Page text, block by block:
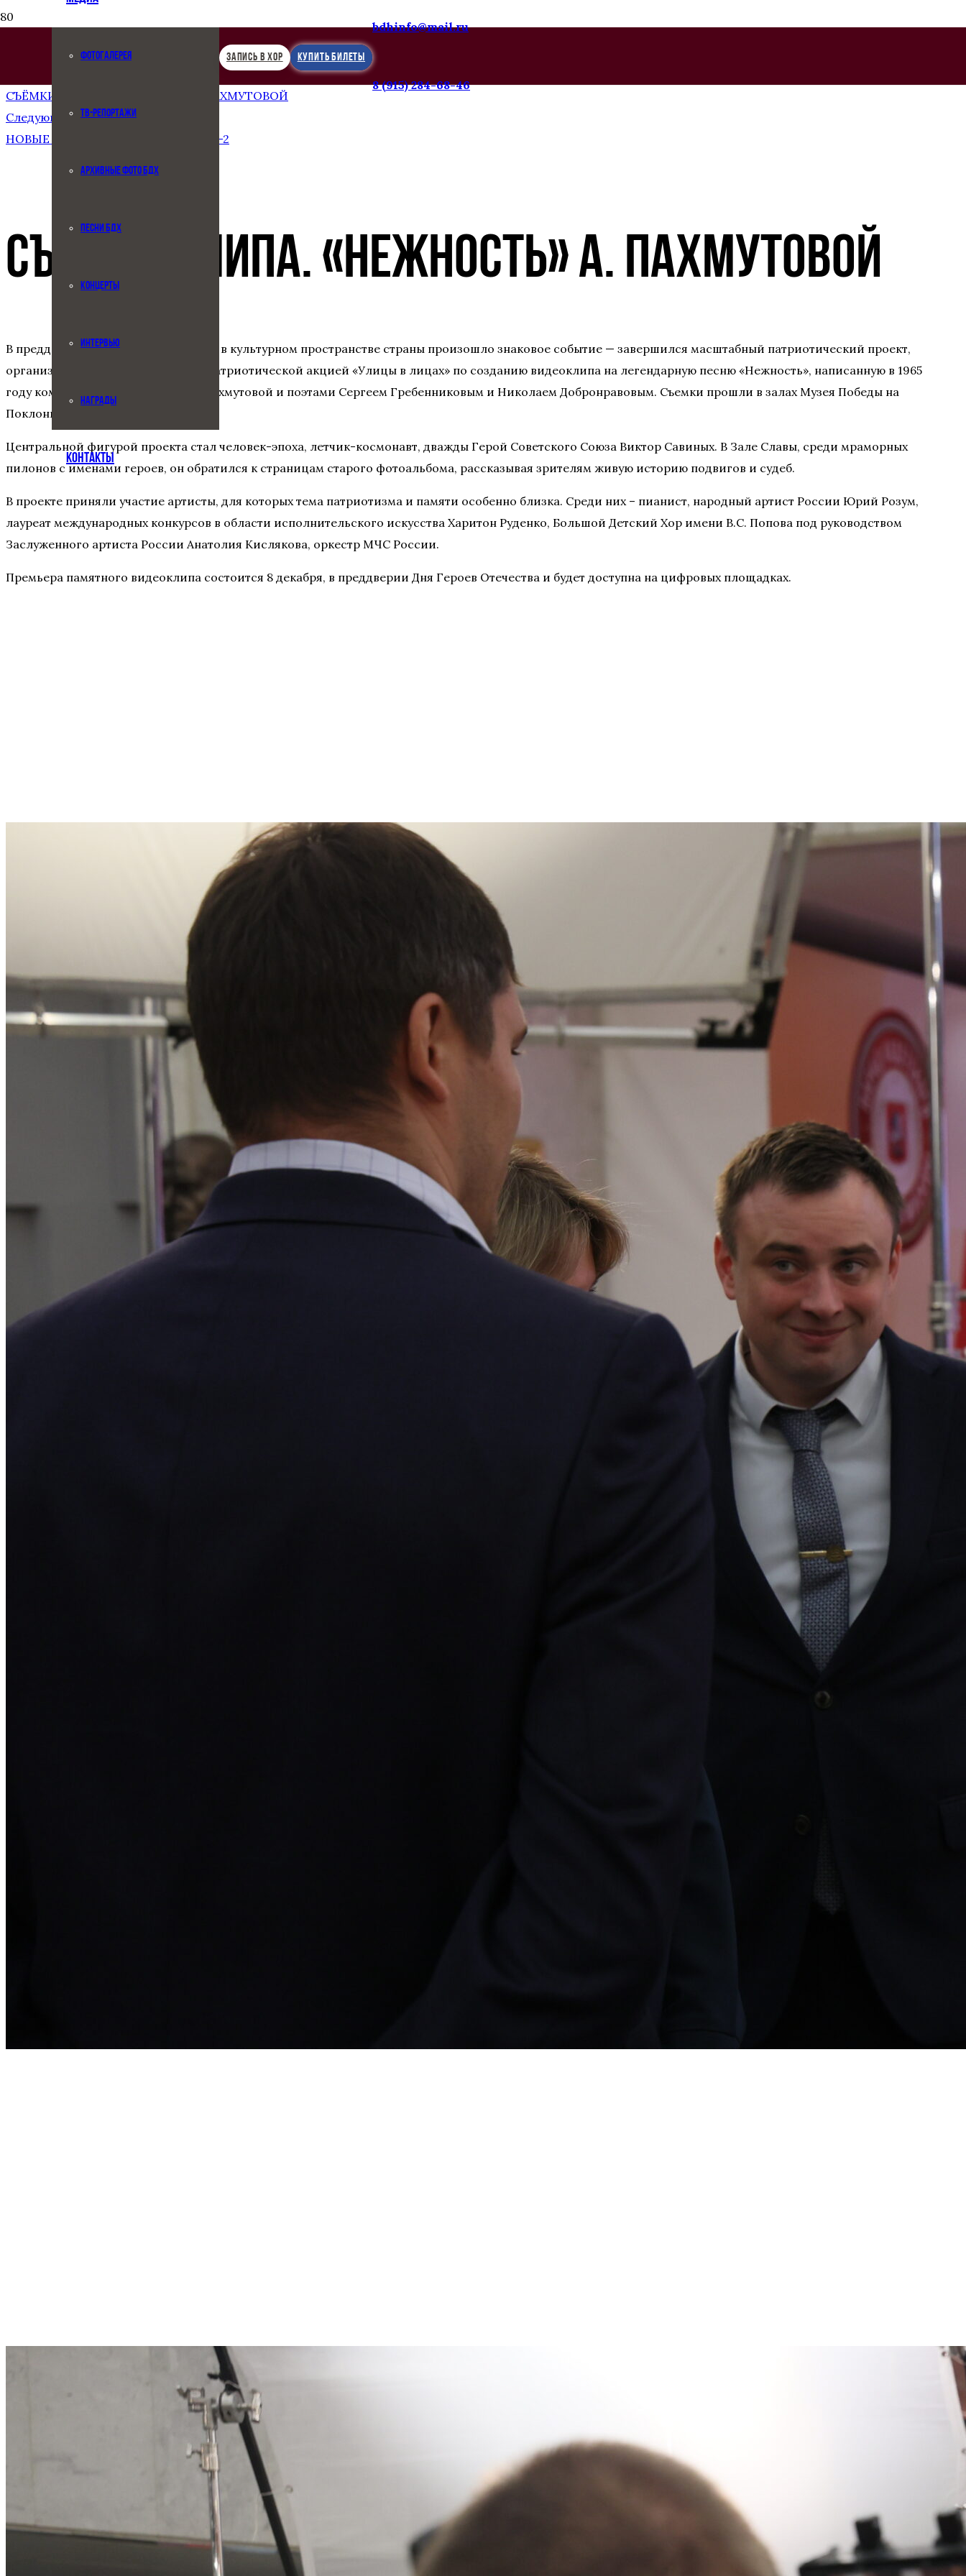
ФОТОГАЛЕРЕЯ
ТВ-РЕПОРТАЖИ
АРХИВНЫЕ ФОТО БДХ
ПЕСНИ БДХ
КОНЦЕРТЫ
ИНТЕРВЬЮ
НАГРАДЫ
КОНТАКТЫ
ЗАПИСЬ В ХОР КУПИТЬ БИЛЕТЫ
bdhinfo@mail.ru
8 (915) 284-68-46
СЪËМКИ КЛИПА. «НЕЖНОСТЬ» А. ПАХМУТОВОЙ
Следующая запись
НОВЫЕ ПЕСНИ. МЕЛОДИЯ ДЕТСТВА-2
СЪËМКИ КЛИПА. «НЕЖНОСТЬ» А. ПАХМУТОВОЙ
В преддверии Дня Героев Отечества в культурном пространстве страны произошло знаковое событие — завершился масштабный патриотический проект,
организованный Международной патриотической акцией «Улицы в лицах» по созданию видеоклипа на легендарную песню «Нежность», написанную в 1965
году композитором Александрой Пахмутовой и поэтами Сергеем Гребенниковым и Николаем Добронравовым. Съемки прошли в залах Музея Победы на
Поклонной горе.
Центральной фигурой проекта стал человек-эпоха, летчик-космонавт, дважды Герой Советского Союза Виктор Савиных. В Зале Славы, среди мраморных
пилонов с именами героев, он обратился к страницам старого фотоальбома, рассказывая зрителям живую историю подвигов и судеб.
В проекте приняли участие артисты, для которых тема патриотизма и памяти особенно близка. Среди них – пианист, народный артист России Юрий Розум,
лауреат международных конкурсов в области исполнительского искусства Харитон Руденко, Большой Детский Хор имени В.С. Попова под руководством
Заслуженного артиста России Анатолия Кислякова, оркестр МЧС России.
Премьера памятного видеоклипа состоится 8 декабря, в преддверии Дня Героев Отечества и будет доступна на цифровых площадках.